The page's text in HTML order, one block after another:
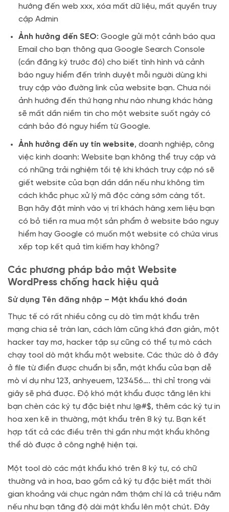
hướng đến web xxx, xóa mất dữ liệu, mất quyền truy
cập Admin
Ảnh hưởng đến SEO: Google gửi một cảnh báo qua
Email cho bạn thông qua Google Search Console
(cần đăng ký trước đó) cho biết tình hình và cảnh
báo nguy hiểm đến trình duyệt mỗi người dùng khi
truy cập vào đường link của website bạn. Chưa nói
ảnh hướng đến thứ hạng như nào nhưng khác hàng
sẽ mất dần niềm tin cho một website suốt ngày có
cánh bảo đó nguy hiểm từ Google.
Ảnh hưởng đến uy tín website, doanh nghiệp, công
việc kinh doanh: Website bạn không thể truy cập và
có những trải nghiệm tồi tệ khi khách truy cập nó sẽ
giết website của bạn dần dần nếu như không tìm
cách khắc phục xử lý mã độc càng sớm càng tốt.
Bạn hãy đặt mình vào vị trí khách hàng xem liệu bạn
có bỏ tiền ra mua một sản phẩm ở website báo nguy
hiểm hay Google có muốn một website có chứa virus
xếp top kết quả tìm kiếm hay không?
Các phương pháp bảo mật Website
WordPress chống hack hiệu quả
Sử dụng Tên đăng nhập – Mật khẩu khó đoán
Thực tế có rất nhiều công cụ dò tìm mật khẩu trên
mạng chia sẻ tràn lan, cách làm cũng khá đơn giản, một
hacker tay mơ, hacker tập sự cũng có thể tự mò cách
chạy tool dò mật khẩu một website. Các thức dò ở đây
ở file từ điển được chuẩn bị sẵn, mật khẩu của bạn dễ
mò ví dụ như 123, anhyeuem, 123456…. thì chỉ trong vài
giây sẽ phá được. Độ khó mật khẩu được tăng lên khi
bạn chèn các ký tự đặc biệt như !@#$, thêm các ký tự in
hoa xen kẽ in thường, mật khẩu trên 8 ký tự. Bạn kết
hợp tất cả các điều trên thì gần như mật khẩu không
thể dò được ở công nghệ hiện tại.
Một tool dò các mật khẩu khó trên 8 ký tự, có chữ
thường và in hoa, bao gồm cả ký tự đặc biệt mất thời
gian khoảng vài chục ngàn năm thậm chí là cả triệu năm
nếu như bạn tăng độ dài mật khẩu lên một chút. Đây